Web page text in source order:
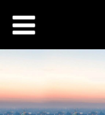
AI新